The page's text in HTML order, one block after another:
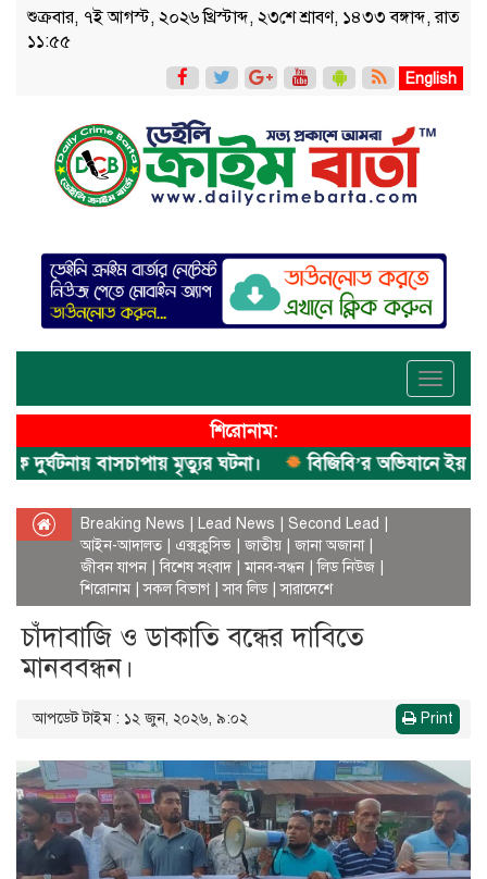
শুক্রবার, ৭ই আগস্ট, ২০২৬ খ্রিস্টাব্দ, ২৩শে শ্রাবণ, ১৪৩৩ বঙ্গাব্দ, রাত
১১:৫৫
English
Toggle
শিরোনাম:
বাসচাপায় মৃত্যুর ঘটনা।
বিজিবি’র অভিযানে ইয়াবা জব্দ।
Breaking News Lead News Second Lead
আইন-আদালত
এক্সক্লুসিভ |জাতীয় |জানা অজানা|
জীবন যাপন |বিশেষ সংবাদ|মানব-বন্ধন |লিড নিউজ
শিরোনাম|সকল বিভাগ|সাব লিড|সারাদেশে
চাঁদাবাজি ও ডাকাতি বন্ধের দাবিতে
মানববন্ধন।
আপডেট টাইম : ১২ জুন, ২০২৬, ৯:০২ Print